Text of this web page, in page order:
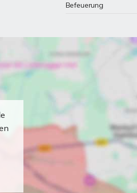
Befeuerung